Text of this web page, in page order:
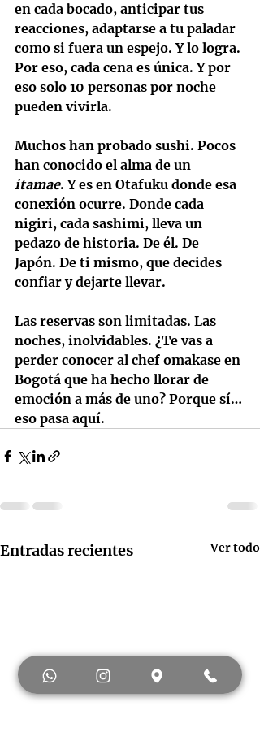
en cada bocado, anticipar tus
reacciones, adaptarse a tu paladar
como si fuera un espejo. Y lo logra.
Por eso, cada cena es única. Y por
eso solo 10 personas por noche
pueden vivirla.
Muchos han probado sushi. Pocos
han conocido el alma de un
itamae. Y es en Otafuku donde esa
conexión ocurre. Donde cada
nigiri, cada sashimi, lleva un
pedazo de historia. De él. De
Japón. De ti mismo, que decides
confiar y dejarte llevar.
Las reservas son limitadas. Las
noches, inolvidables. ¿Te vas a
perder conocer al chef omakase en
Bogotá que ha hecho llorar de
emoción a más de uno? Porque sí…
eso pasa aquí.
Entradas recientes Ver todo